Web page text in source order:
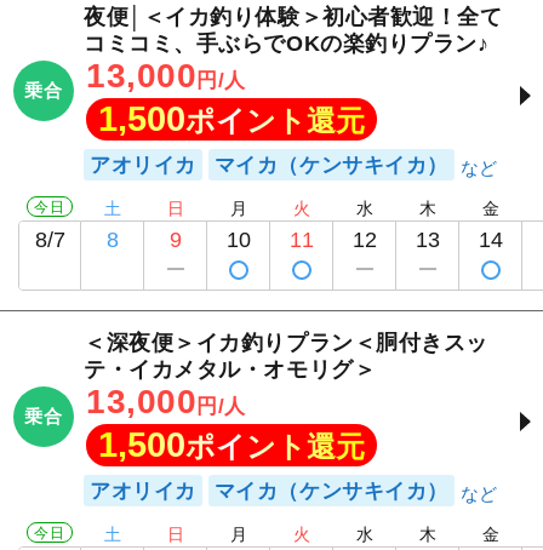
乗合
夜便│＜イカ釣り体験＞初心者歓迎！全て
コミコミ、手ぶらでOKの楽釣りプラン♪
13,000 円/人
1,500ポイント還元
アオリイカ マイカ（ケンサキイカ）
今日
8/7
土
8
日
9
月
10
火
11
水
12
木
13
金
14
乗合
＜深夜便＞イカ釣りプラン＜胴付きスッ
テ・イカメタル・オモリグ＞
13,000 円/人
1,500ポイント還元
アオリイカ マイカ（ケンサキイカ）
今日 土 日 月 火 水 木 金